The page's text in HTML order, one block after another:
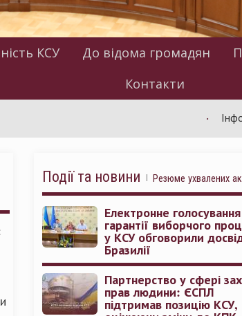
КСУ До відома громадян
Контакти
Події та новини Резюме ухвалених
Електронне
гарантії виборчого
у КСУ обговорили
Бразилії
Партнерство у сфері
прав людини: ЄСПЛ
підтримав позицію КСУ,